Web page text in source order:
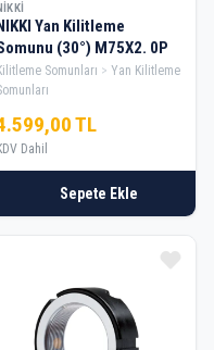
NIKKI Yan Kilitleme
(30°) M75X2. 0P
Somunları
Yan Kilitleme
TL
Dahil
Sepete Ekle